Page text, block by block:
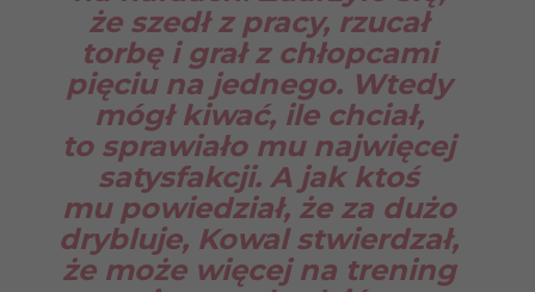
że szedł z pracy, rzucał
torbę i grał z chłopcami
pięciu na jednego. Wtedy
mógł kiwać, ile chciał,
to sprawiało mu najwięcej
satysfakcji. A jak ktoś
mu powiedział, że za dużo
drybluje, Kowal stwierdzał,
że może więcej na trening